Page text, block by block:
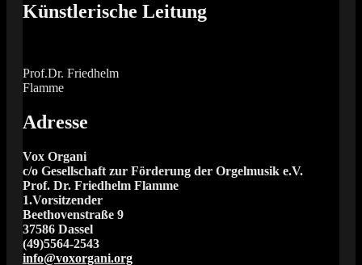
Künstlerische Leitung
Prof.Dr. Friedhelm
Flamme
Adresse
Vox Organi
c/o Gesellschaft zur Förderung der Orgelmusik e.V.
Prof. Dr. Friedhelm Flamme
1.Vorsitzender
Beethovenstraße 9
37586 Dassel
(49)5564-2543
info@voxorgani.org